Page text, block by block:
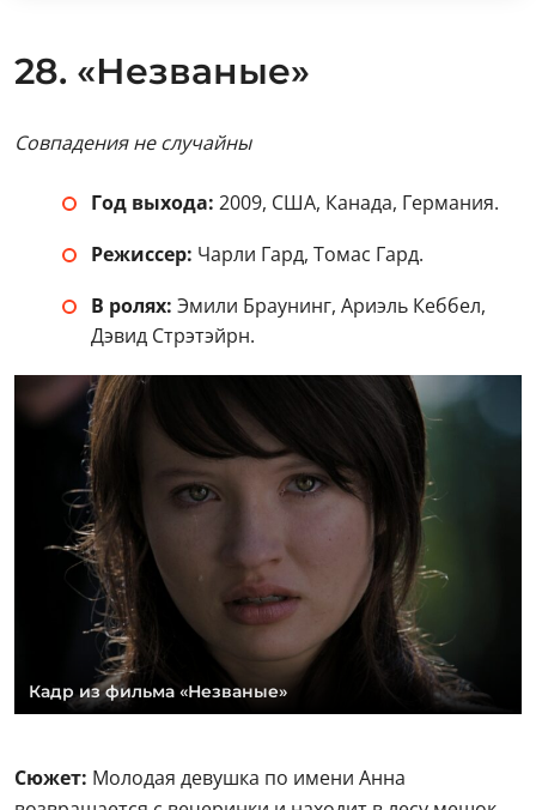
28. «Незваные»
Совпадения не случайны
Год выхода: 2009, США, Канада, Германия.
Режиссер: Чарли Гард, Томас Гард.
В ролях: Эмили Браунинг, Ариэль Кеббел,
Дэвид Стрэтэйрн.
Кадр из фильма «Незваные»
Сюжет: Молодая девушка по имени Анна